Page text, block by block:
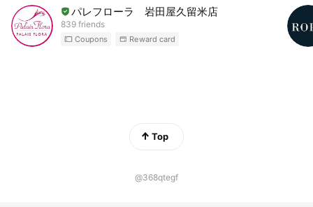
パレフローラ 岩田屋久留米店
839 friends
Coupons Reward card
Top
@368qtegf